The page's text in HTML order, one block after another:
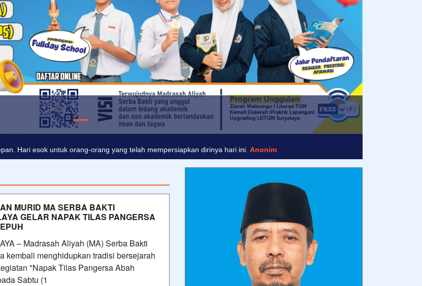
Hari esok untuk orang-orang yang telah mempersiapkan dirinya hari ini.
Dan ilmu pengetahuan tanpa agama adalah lumpuh. Anonim
MURID MA SERBA BAKTI
GELAR NAPAK TILAS PANGERSA
– Madrasah Aliyah (MA) Serba Bakti
kembali menghidupkan tradisi bersejarah
"Napak Tilas Pangersa Abah
Sabtu (1